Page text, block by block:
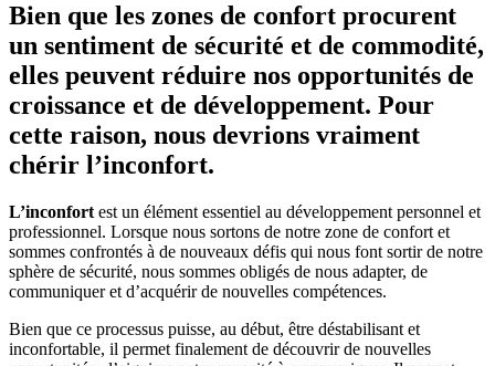
Bien que les zones de confort procurent
un sentiment de sécurité et de commodité,
elles peuvent réduire nos opportunités de
croissance et de développement. Pour
cette raison, nous devrions vraiment
chérir l’inconfort.
L’inconfort est un élément essentiel au développement personnel et
professionnel. Lorsque nous sortons de notre zone de confort et
sommes confrontés à de nouveaux défis qui nous font sortir de notre
sphère de sécurité, nous sommes obligés de nous adapter, de
communiquer et d’acquérir de nouvelles compétences.
Bien que ce processus puisse, au début, être déstabilisant et
inconfortable, il permet finalement de découvrir de nouvelles